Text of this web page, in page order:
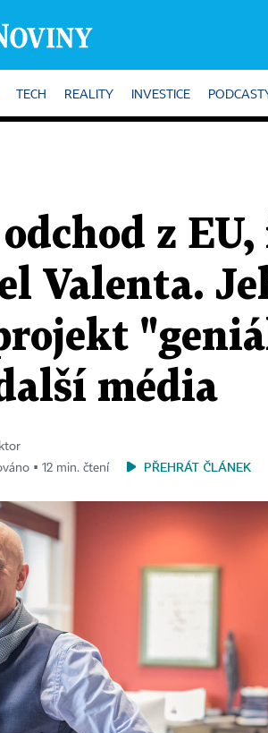
TECH REALITY INVESTICE
z
Valenta.
média
▪ 12 min. čtení
PŘEHRÁT ČLÁNEK